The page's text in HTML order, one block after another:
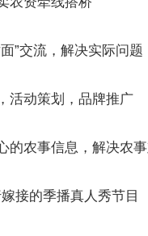
”交流，解决实际问题
活动策划，品牌推广
的农事信息，解决农
接的季播真人秀节目